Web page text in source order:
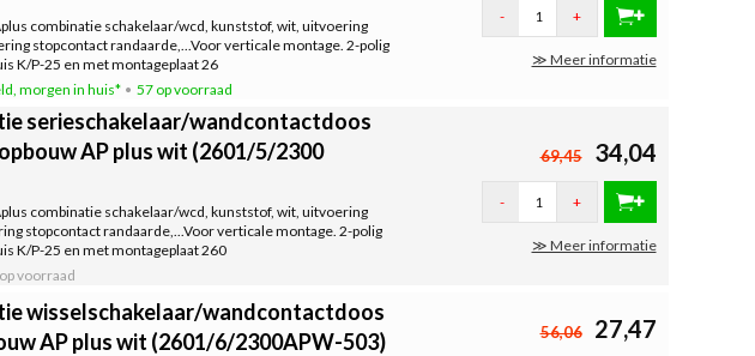
combinatie schakelaar/wcd, kunststof, wit, uitvoering
stopcontact randaarde,...Voor verticale montage. 2-polig
K/P-25 en met montageplaat 26
morgen in huis* 57 op voorraad
- +
≫ Meer informatie
serieschakelaar/wandcontactdoos
AP plus wit (2601/5/2300
combinatie schakelaar/wcd, kunststof, wit, uitvoering
stopcontact randaarde,...Voor verticale montage. 2-polig
K/P-25 en met montageplaat 260
voorraad
69,45 34,04
- +
≫ Meer informatie
wisselschakelaar/wandcontactdoos
AP plus wit (2601/6/2300APW-503)
56,06 27,47